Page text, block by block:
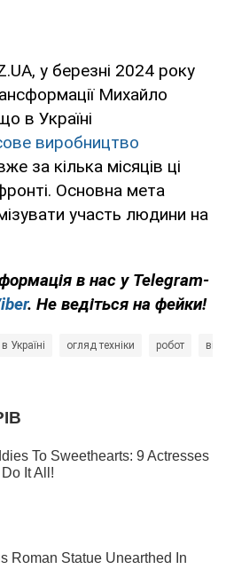
у березні 2024 року
Михайло
в Україні
виробництво
за кілька місяців ці
Основна мета
участь людини на
в нас у Telegram-
. Не ведіться на фейки!
Україні огляд техніки робот